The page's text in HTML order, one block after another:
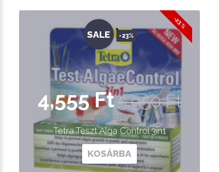
-23 %
SALE -23%
4,555 Ft5,950 Ft
Nettó ár: 3,587 Ft
Tetra Teszt Alga Control 3in1
KOSÁRBA